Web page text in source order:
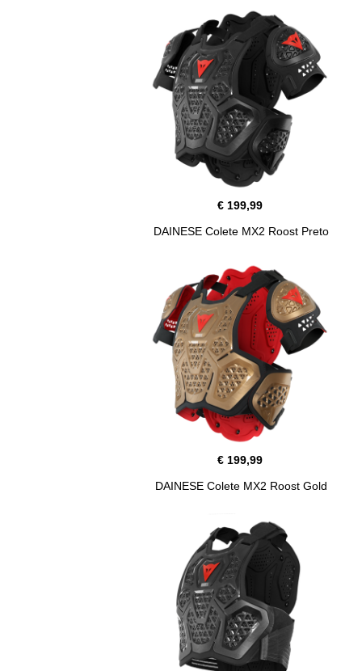
€ 199,99
DAINESE Colete MX2 Roost Preto
€ 199,99
DAINESE Colete MX2 Roost Gold